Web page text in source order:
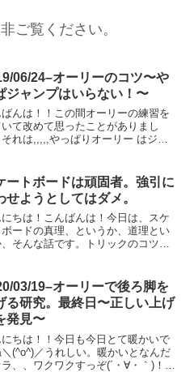
ご覧ください。
06/24–オーリーのコツ〜や
ジャンプはいらない！〜
ばんは！！この間オーリーの練習を
いて改めて思ったことがありまし
れは,,,,,やっぱりオーリー はジャ
たいな動作は必然的にやることにな
だけど、...
ートボードは頑固者。強引に
せようとしてはダメ。
にちは！こんばんは！今日は、スケ
ボードの真理、というか、道理とい
、そんな話です。トリックのコツと
ングで大きな差がつくんじゃない
ょうかね？ってことで...
03/19–オーリーで後ろ脚を
る研究。最終日〜正しい上げ
発見〜
にちは！！今日も今日とて暖かいで
(^o^)／うれしい。暖かいとなんだ
、、ワクワクすっぞ(´・∀・｀)！だ